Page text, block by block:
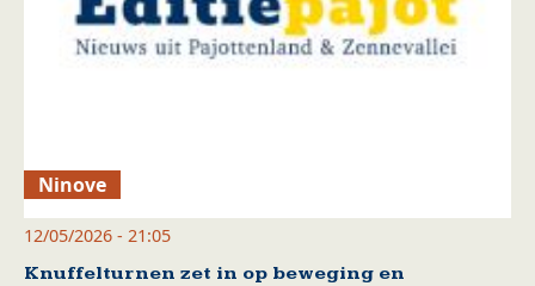
Ninove
12/05/2026 - 21:05
Knuffelturnen zet in op beweging en